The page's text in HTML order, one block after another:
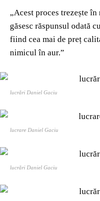
„Acest proces trezește
găsesc răspunsul odată
fiind cea mai de preț
nimicul în aur.”
lucrări Daniel Gaciu
lucrare Daniel Gaciu
lucrări Daniel Gaciu